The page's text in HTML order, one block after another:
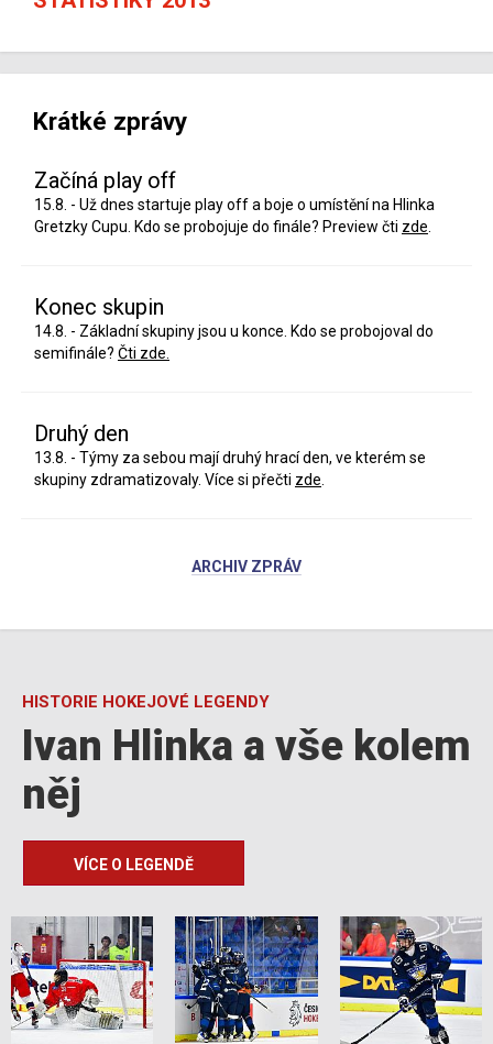
Krátké zprávy
Začíná play off
15.8. - Už dnes startuje play off a boje o umístění na Hlinka
Gretzky Cupu. Kdo se probojuje do finále? Preview čti zde
Konec skupin
14.8. - Základní skupiny jsou u konce. Kdo se probojoval do
semifinále? Čti zde.
Druhý den
13.8. - Týmy za sebou mají druhý hrací den, ve kterém se
skupiny zdramatizovaly. Více si přečti zde
ARCHIV ZPRÁV
HISTORIE HOKEJOVÉ LEGENDY
Ivan Hlinka a vše kolem
něj
VÍCE O LEGENDĚ